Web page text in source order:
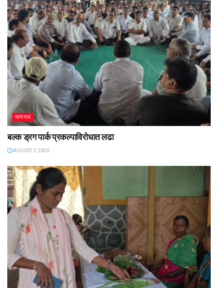
माणगाव
बल्क ड्रग पार्क प्रकल्पाविरोधात लढा
AUGUST 3, 2026